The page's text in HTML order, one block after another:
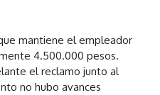
mantiene el empleador
4.500.000 pesos.
el reclamo junto al
no hubo avances